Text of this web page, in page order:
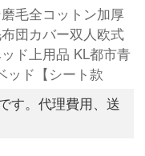
毛全コットン加厚
団カバー双人欧式
ド上用品 KL都市青
ッド【シート款
す。代理費用、送